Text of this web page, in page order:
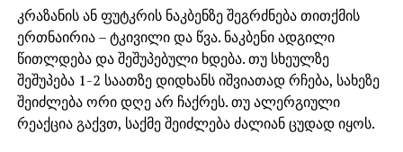
კრაზანის ან ფუტკრის ნაკბენზე შეგრძნება თითქმის
ერთნაირია – ტკივილი და წვა. ნაკბენი ადგილი
წითლდება და შეშუპებული ხდება. თუ სხეულზე
შეშუპება 1-2 საათზე დიდხანს იშვიათად რჩება, სახეზე
შეიძლება ორი დღე არ ჩაქრეს. თუ ალერგიული
რეაქცია გაქვთ, საქმე შეიძლება ძალიან ცუდად იყოს.